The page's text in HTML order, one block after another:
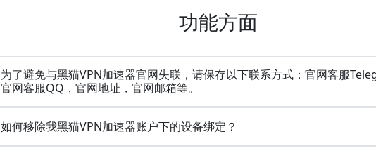
功能方面
为了避免与黑猫VPN加速器官网失联，请保存以下联系方式：官网客服
官网客服QQ，官网地址，官网邮箱等。
如何移除我黑猫VPN加速器账户下的设备绑定？